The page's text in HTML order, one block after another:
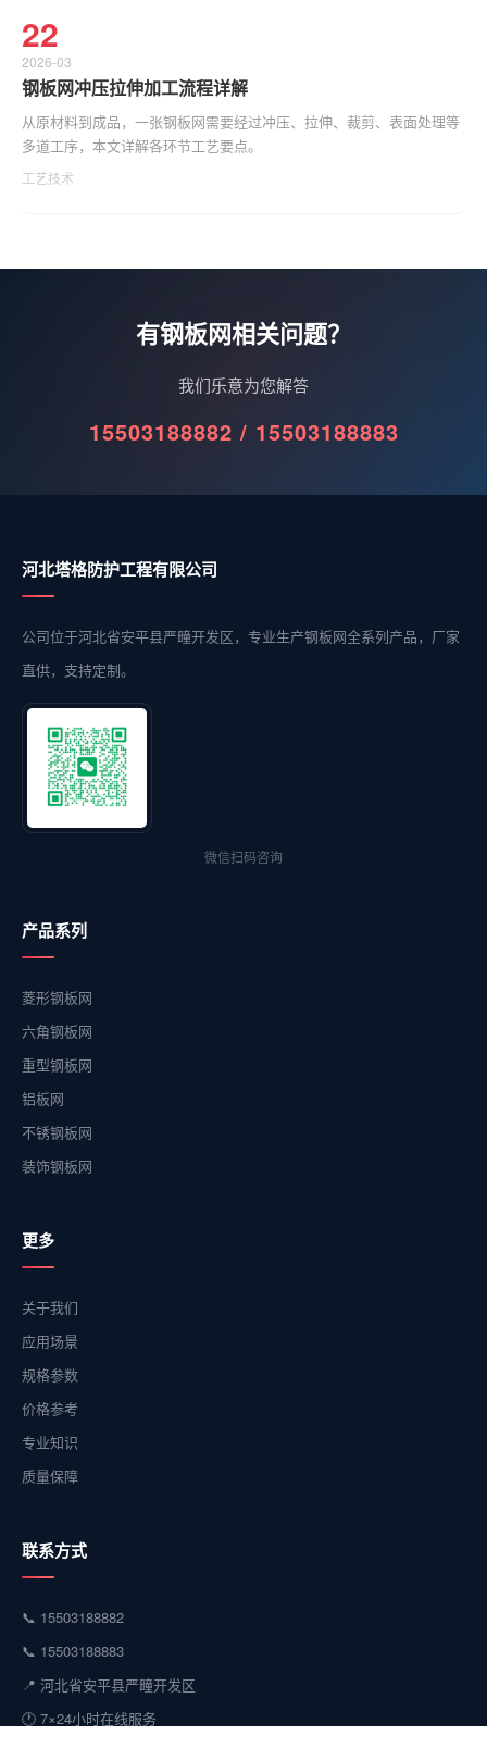
22
2026-03
钢板网冲压拉伸加工流程详解
从原材料到成品，一张钢板网需要经过冲压、拉伸、裁剪、表面处理等
多道工序，本文详解各环节工艺要点。
工艺技术
有钢板网相关问题？
我们乐意为您解答
15503188882 / 15503188883
河北塔格防护工程有限公司
公司位于河北省安平县严疃开发区，专业生产钢板网全系列产品，厂家
直供，支持定制。
微信扫码咨询
产品系列
菱形钢板网
六角钢板网
重型钢板网
铝板网
不锈钢板网
装饰钢板网
更多
关于我们
应用场景
规格参数
价格参考
专业知识
质量保障
联系方式
📞 15503188882
📞 15503188883
📍 河北省安平县严疃开发区
🕐 7×24小时在线服务